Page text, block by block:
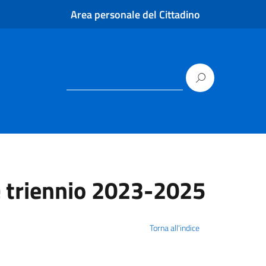
Area personale del Cittadino
triennio 2023-2025
Torna all'indice